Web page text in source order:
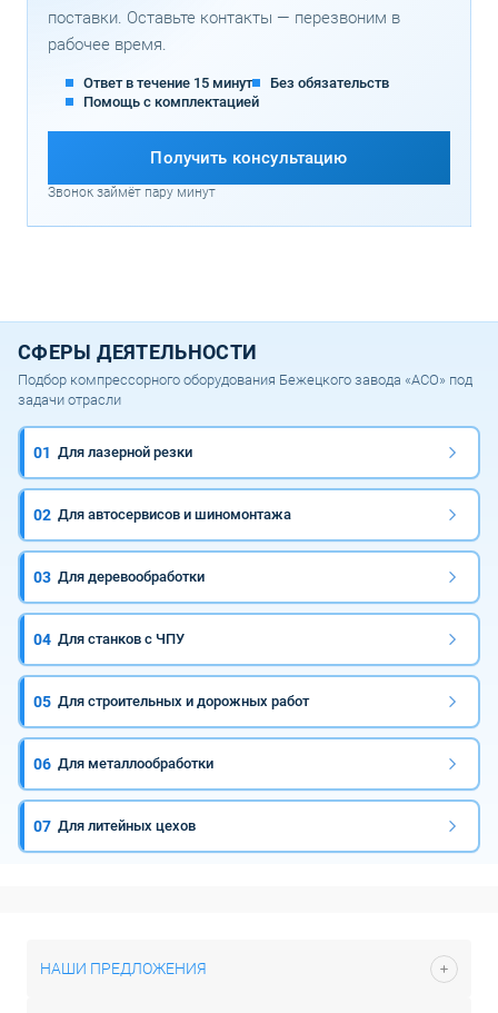
поставки. Оставьте контакты — перезвоним в
рабочее время.
Ответ в течение 15 минут
Без обязательств
Помощь с комплектацией
Получить консультацию
Звонок займёт пару минут
СФЕРЫ ДЕЯТЕЛЬНОСТИ
Подбор компрессорного оборудования Бежецкого завода «АСО» под
задачи отрасли
01 Для лазерной резки
02 Для автосервисов и шиномонтажа
03 Для деревообработки
04 Для станков с ЧПУ
05 Для строительных и дорожных работ
06 Для металлообработки
07 Для литейных цехов
НАШИ ПРЕДЛОЖЕНИЯ